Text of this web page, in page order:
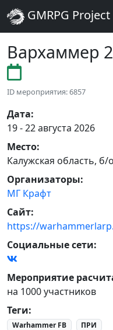
GMRPG Project
Вархаммер
ID мероприятия: 6857
Дата:
19 - 22 августа 2026
Место:
Калужская область, б/
Организаторы:
МГ Крафт
Сайт:
https://
Социальные сети:
Мероприятие
на 1000 участников
Теги:
Warhammer FB ПРИ